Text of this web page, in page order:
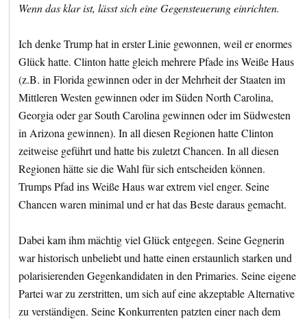
Wenn das klar ist, lässt sich eine Gegensteuerung einrichten.
Ich denke Trump hat in erster Linie gewonnen, weil er enormes
Glück hatte. Clinton hatte gleich mehrere Pfade ins Weiße Haus
(z.B. in Florida gewinnen oder in der Mehrheit der Staaten im
Mittleren Westen gewinnen oder im Süden North Carolina,
Georgia oder gar South Carolina gewinnen oder im Südwesten
in Arizona gewinnen). In all diesen Regionen hatte Clinton
zeitweise geführt und hatte bis zuletzt Chancen. In all diesen
Regionen hätte sie die Wahl für sich entscheiden können.
Trumps Pfad ins Weiße Haus war extrem viel enger. Seine
Chancen waren minimal und er hat das Beste daraus gemacht.
Dabei kam ihm mächtig viel Glück entgegen. Seine Gegnerin
war historisch unbeliebt und hatte einen erstaunlich starken und
polarisierenden Gegenkandidaten in den Primaries. Seine eigene
Partei war zu zerstritten, um sich auf eine akzeptable Alternative
zu verständigen. Seine Konkurrenten patzten einer nach dem